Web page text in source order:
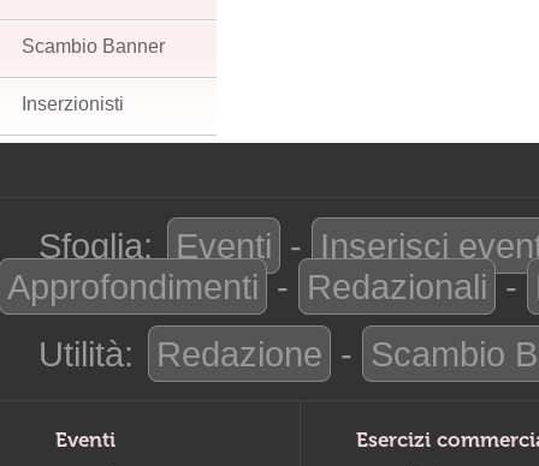
Scambio Banner
Inserzionisti
Sfoglia: Eventi - Inserisci
Approfondimenti - Redazionali -
Utilità:
Redazione - Scambio
Eventi Esercizi